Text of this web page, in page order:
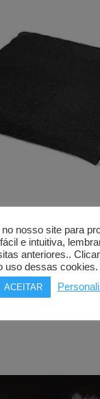
nosso site para
e intuitiva,
anteriores..
uso dessas cookies.
ACEITAR